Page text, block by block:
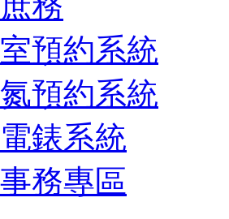
預約系統
預約系統
錶系統
務專區